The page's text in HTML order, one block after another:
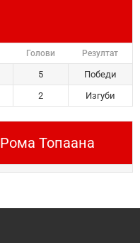
Голови Резултат
5
Победи
2 Изгуби
Рома Топаана